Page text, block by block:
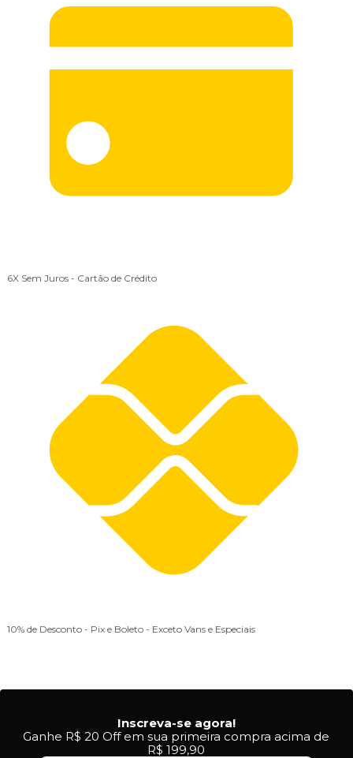
6X Sem Juros - Cartão de Crédito
10% de Desconto - Pix e Boleto - Exceto Vans e Especiais
Inscreva-se agora!
Ganhe R$ 20 Off em sua primeira compra acima de
R$ 199,90